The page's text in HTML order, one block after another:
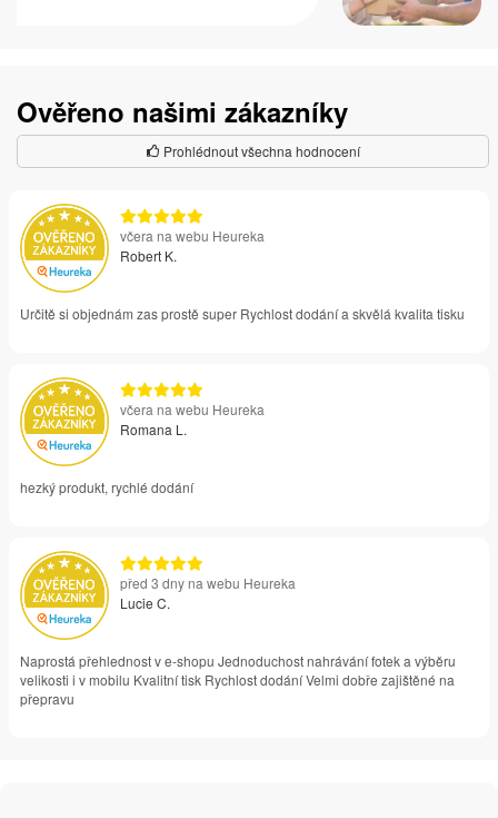
Ověřeno našimi zákazníky
Prohlédnout všechna hodnocení
včera na webu Heureka
Robert K.
Určitě si objednám zas prostě super Rychlost dodání a skvělá kvalita tisku
včera na webu Heureka
Romana L.
hezký produkt, rychlé dodání
před 3 dny na webu Heureka
Lucie C.
Naprostá přehlednost v e-shopu Jednoduchost nahrávání fotek a výběru
velikosti i v mobilu Kvalitní tisk Rychlost dodání Velmi dobře zajištěné na
přepravu